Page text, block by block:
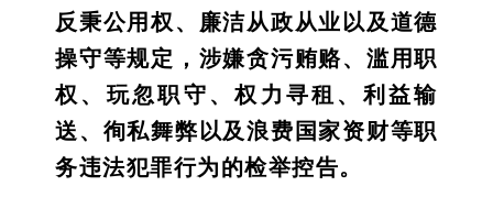
反秉公用权、廉洁从政从业以及道德
操守等规定，涉嫌贪污贿赂、滥用职
权、玩忽职守、权力寻租、利益输
送、徇私舞弊以及浪费国家资财等职
务违法犯罪行为的检举控告。